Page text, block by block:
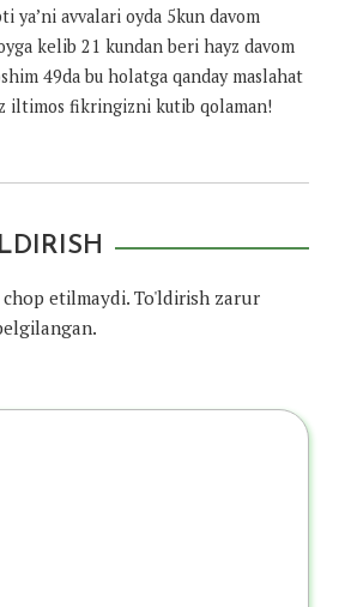
ya’ni avvalari oyda 5kun davom
kelib 21 kundan beri hayz davom
49da bu holatga qanday maslahat
iltimos fikringizni kutib qolaman!
etilmaydi.To'ldirish zarur